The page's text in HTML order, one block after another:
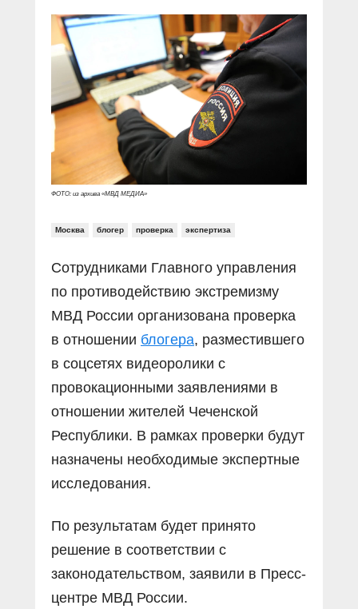
Документальные фильмы
В знании сила
Специальный репортаж
КиберПОСТОВОЙ
Газета «Щит и меч»
Журнал «Полиция России»
О ПОРТАЛЕ
Контакты
Вакансии
ФОТО: из архива «МВД МЕДИА»
Москва блогер проверка экспертиза
Сотрудниками Главного управления
по противодействию экстремизму
МВД России организована проверка
в отношении блогера, разместившего
в соцсетях видеоролики с
провокационными заявлениями в
отношении жителей Чеченской
Республики. В рамках проверки будут
назначены необходимые экспертные
исследования.
По результатам будет принято
решение в соответствии с
законодательством, заявили в Пресс-
центре МВД России.